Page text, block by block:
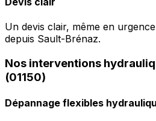
Un devis clair, même en
depuis Sault-Brénaz.
Nos interventions
(01150)
Dépannage flexibles